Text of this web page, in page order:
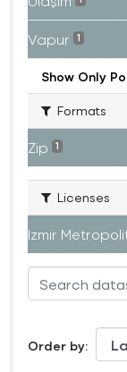
Vapur 1
Show Only
Formats
Zip 1
Licenses
Izmir
Order by